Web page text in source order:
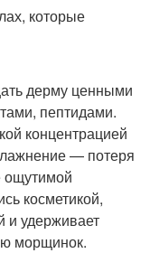
которые
дерму ценными
пептидами.
концентрацией
— потеря
ощутимой
косметикой,
и удерживает
морщинок.